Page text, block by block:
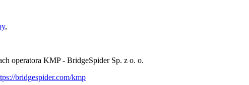
,
operatora KMP - BridgeSpider Sp. z o. o.
bridgespider.com/kmp